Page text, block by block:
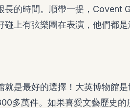
的時間。順帶一提，Covent
上有弦樂團在表演，他們都是
是最好的選擇！大英博物館
多萬件。如果喜愛文藝歷史的